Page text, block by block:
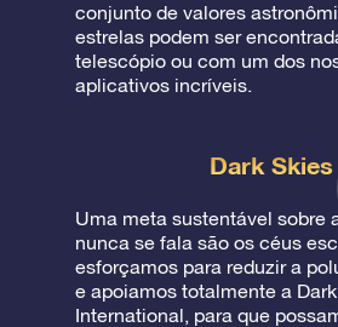
conjunto de valores
estrelas podem ser
telescópio ou com um dos
aplicativos incríveis.
Dark Skies
Uma meta sustentável sobre
nunca se fala são os céus
esforçamos para reduzir a
e apoiamos totalmente a
International, para que